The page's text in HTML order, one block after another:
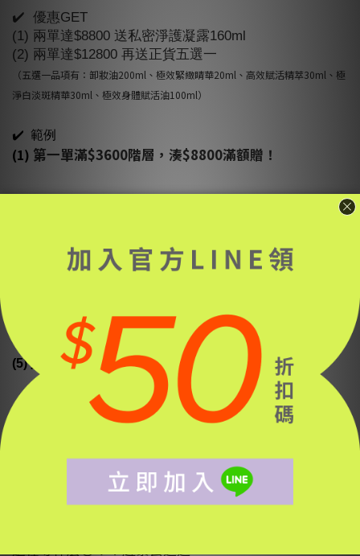
✔️ 優惠GET
(1) 兩單達$8800 送私密淨護凝露160ml
(2) 兩單達$12800 再送正貨五選一
（五選一品項有：卸妝油200ml、極效緊緻睛華20ml、高效賦活精萃30ml、極
淨白淡斑精華30ml、極效身體賦活油100ml）
✔️ 範例
(1) 第一單滿$3600階層，湊$8800滿額贈！
(3) 第一單滿$5800階層，湊$8800滿額贈！
(4) 第一單滿$5800階層，湊$12800滿額贈！
(5) 第一單滿$8800階層，湊$12800滿額贈！
2. 若沒有主動私訊要求合併，即視放棄參與活動資格，恕無
現金折不列入合併活動